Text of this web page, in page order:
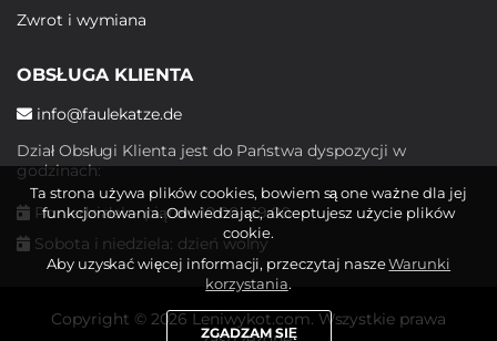
Zwrot i wymiana
OBSŁUGA KLIENTA
info@faulekatze.de
Dział Obsługi Klienta jest do Państwa dyspozycji w
godzinach:
Poniedziałek - piątek: 10:00 - 19:00
Sobota i niedziela: dzień wolny
Copyright © 2026 Leniwykot.com. Wszystkie prawa
Ta strona używa plików cookies, bowiem są one ważne dla jej
funkcjonowania. Odwiedzając, akceptujesz użycie plików
cookie.
Aby uzyskać więcej informacji, przeczytaj naszeWarunki
korzystania.
ZGADZAM SIĘ